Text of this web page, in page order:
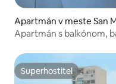
Apartmán v meste San
Apartmán s balkónom,
Superhostiteľ
Superhostiteľ